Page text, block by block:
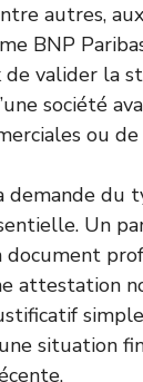
autres,
BNP
de valider la
société
ou
demande du
Un
attestation
situation